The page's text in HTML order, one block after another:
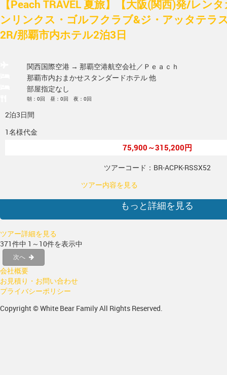
【Peach TRAVEL 夏旅】【大阪(関西)発/レン
ンリンクス・ゴルフクラブ&ジ・アッタテラ
2R/那覇市内ホテル2泊3日
関西国際空港 → 那覇空港航空会社／Ｐｅａｃｈ
那覇市内おまかせスタンダードホテル 他
部屋指定なし
朝：0回 昼：0回 夜：0回
2泊3日間
1名様代金
75,900～315,200円
ツアーコード：BR-ACPK-RSSX52
ツアー内容を見る
もっと詳細を見る
ツアー詳細を見る
371件中 1～10件を表示中
次へ
会社概要
お見積り・お問い合わせ
プライバシーポリシー
Copyright © White Bear Family All Rights Reserved.